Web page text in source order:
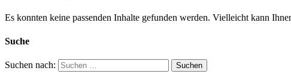
Es konnten keine passenden Inhalte gefunden werden. Vielleicht kann
Suche
Suchen nach: